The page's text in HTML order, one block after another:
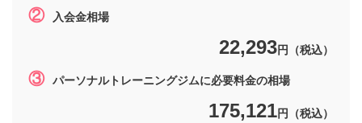
② 入会金相場
22,293円（税込）
③ パーソナルトレーニングジムに必要料金の相場
175,121円（税込）